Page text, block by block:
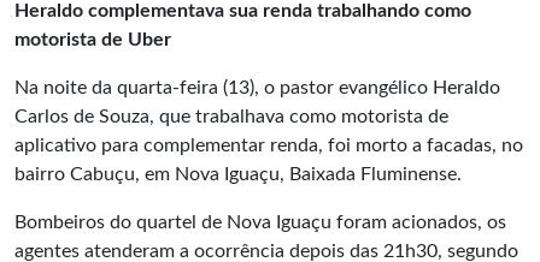
Heraldo complementava sua renda trabalhando como
motorista de Uber
Na noite da quarta-feira (13), o pastor evangélico Heraldo
Carlos de Souza, que trabalhava como motorista de
aplicativo para complementar renda, foi morto a facadas, no
bairro Cabuçu, em Nova Iguaçu, Baixada Fluminense.
Bombeiros do quartel de Nova Iguaçu foram acionados, os
agentes atenderam a ocorrência depois das 21h30, segundo